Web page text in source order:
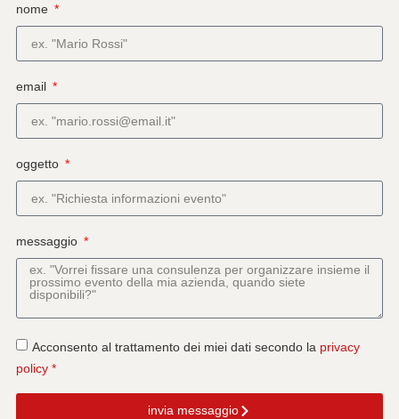
nome
email
oggetto
messaggio
Acconsento al trattamento dei miei dati secondo la privacy
policy *
invia messaggio